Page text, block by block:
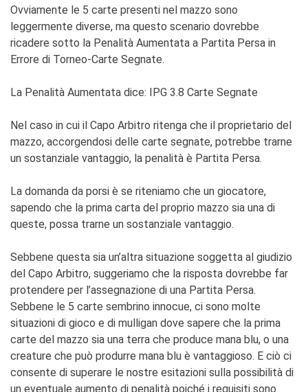
Ovviamente le 5 carte presenti nel mazzo sono
leggermente diverse, ma questo scenario dovrebbe
ricadere sotto la Penalità Aumentata a Partita Persa in
Errore di Torneo-Carte Segnate.
La Penalità Aumentata dice: IPG 3.8 Carte Segnate
Nel caso in cui il Capo Arbitro ritenga che il proprietario del
mazzo, accorgendosi delle carte segnate, potrebbe trarne
un sostanziale vantaggio, la penalità è Partita Persa.
La domanda da porsi è se riteniamo che un giocatore,
sapendo che la prima carta del proprio mazzo sia una di
queste, possa trarne un sostanziale vantaggio.
Sebbene questa sia un’altra situazione soggetta al giudizio
del Capo Arbitro, suggeriamo che la risposta dovrebbe far
protendere per l’assegnazione di una Partita Persa.
Sebbene le 5 carte sembrino innocue, ci sono molte
situazioni di gioco e di mulligan dove sapere che la prima
carte del mazzo sia una terra che produce mana blu, o una
creature che può produrre mana blu è vantaggioso. E ciò ci
consente di superare le nostre esitazioni sulla possibilità di
un eventuale aumento di penalità poiché i requisiti sono